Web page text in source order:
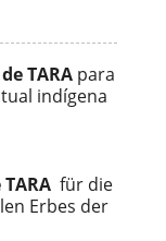
TARA para
indígena
für die
Erbes der